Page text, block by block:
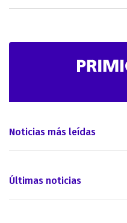
Noticias más leídas
Últimas noticias